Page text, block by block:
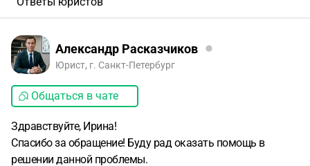
работника или его отстранение (постоянное или
временное) от участия в обсуждении и процессе принятия
оказаться под влиянием конфликта интересов;
интересов. Результат - отказ.
возможность оспорить это решение?
Александр Расказчиков
Юрист, г. Санкт-Петербург
Общаться в чате
Здравствуйте, Ирина!
Спасибо за обращение! Буду рад оказать помощь в
решении данной проблемы.